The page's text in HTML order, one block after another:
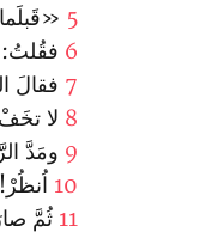
5
6 فقُلتُ:
7 فقالَ
8 لا
9 ومَدَّ
10
11 ثُمَّ